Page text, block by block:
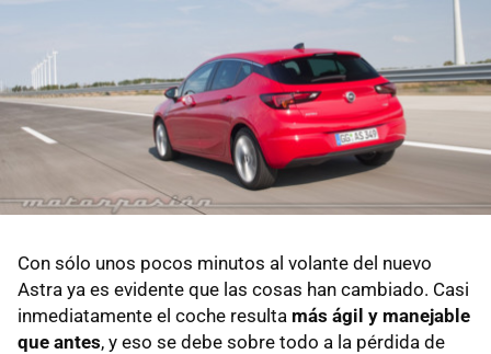
Con sólo unos pocos minutos al volante del nuevo
Astra ya es evidente que las cosas han cambiado. Casi
inmediatamente el coche resulta más ágil y manejable
que antes, y eso se debe sobre todo a la pérdida de